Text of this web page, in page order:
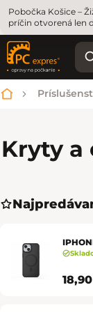
Pobočka Košice –
príčin otvorená len
Domov
Kryty a